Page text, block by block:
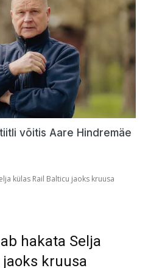
võitis Aare Hindremäe